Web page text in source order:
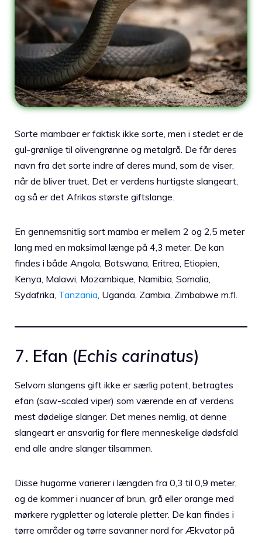
Sorte mambaer er faktisk ikke sorte, men i stedet er de
gul-grønlige til olivengrønne og metalgrå. De får deres
navn fra det sorte indre af deres mund, som de viser,
når de bliver truet. Det er verdens hurtigste slangeart,
og så er det Afrikas største giftslange.
En gennemsnitlig sort mamba er mellem 2 og 2,5 meter
lang med en maksimal længe på 4,3 meter. De kan
findes i både Angola, Botswana, Eritrea, Etiopien,
Kenya, Malawi, Mozambique, Namibia, Somalia,
Sydafrika, Tanzania , Uganda, Zambia, Zimbabwe m.fl.
7. Efan (Echis carinatus)
Selvom slangens gift ikke er særlig potent, betragtes
efan (saw-scaled viper) som værende en af ​​verdens
mest dødelige slanger. Det menes nemlig, at denne
slangeart er ansvarlig for flere menneskelige dødsfald
end alle andre slanger tilsammen.
Disse hugorme varierer i længden fra 0,3 til 0,9 meter,
og de kommer i nuancer af brun, grå eller orange med
mørkere rygpletter og laterale pletter. De kan findes i
tørre områder og tørre savanner nord for Ækvator på